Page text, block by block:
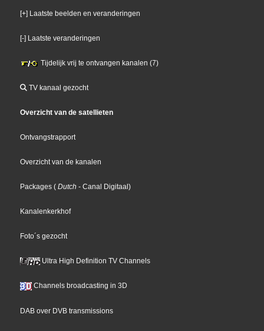
[+] Laatste beelden en veranderingen
[-] Laatste veranderingen
Tijdelijk vrij te ontvangen kanalen (7)
TV kanaal gezocht
Overzicht van de satellieten
Ontvangstrapport
Overzicht van de kanalen
Packages ( Dutch - Canal Digitaal)
Kanalenkerkhof
Foto´s gezocht
Ultra High Definition TV Channels
Channels broadcasting in 3D
DAB over DVB transmissions